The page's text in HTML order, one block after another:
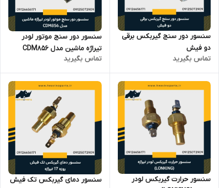
سنسور دور سنج گیربکس برقی
دو فیش
تماس بگیرید
سنسور دور سنج موتور لودر
تیراژه ماشین مدل CDM856
تماس بگیرید
سنسور حرارت گیربکس لودر
سنسور دمای گیربکس تک فیش